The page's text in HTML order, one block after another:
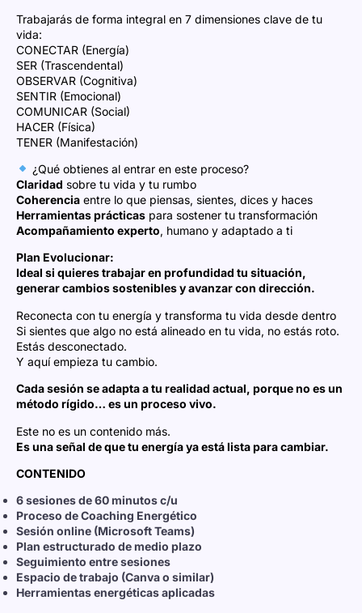
Trabajarás de forma integral en 7 dimensiones clave de tu
vida:
CONECTAR (Energía)
SER (Trascendental)
OBSERVAR (Cognitiva)
SENTIR (Emocional)
COMUNICAR (Social)
HACER (Física)
TENER (Manifestación)
¿Qué obtienes al entrar en este proceso?
Claridad sobre tu vida y tu rumbo
Coherencia entre lo que piensas, sientes, dices y haces
Herramientas prácticas para sostener tu transformación
Acompañamiento experto, humano y adaptado a ti
Plan Evolucionar:
Ideal si quieres trabajar en profundidad tu situación,
generar cambios sostenibles y avanzar con dirección.
Reconecta con tu energía y transforma tu vida desde dentro
Si sientes que algo no está alineado en tu vida, no estás roto.
Estás desconectado.
Y aquí empieza tu cambio.
Cada sesión se adapta a tu realidad actual, porque no es un
método rígido… es un proceso vivo.
Este no es un contenido más.
Es una señal de que tu energía ya está lista para cambiar.
CONTENIDO
6 sesiones de 60 minutos c/u
Proceso de Coaching Energético
Sesión online (Microsoft Teams)
Plan estructurado de medio plazo
Seguimiento entre sesiones
Espacio de trabajo (Canva o similar)
Herramientas energéticas aplicadas